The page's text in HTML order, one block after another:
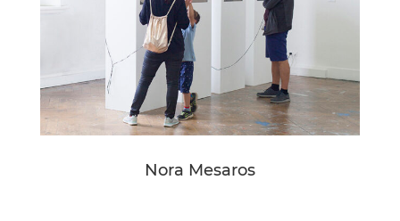
Nora Mesaros